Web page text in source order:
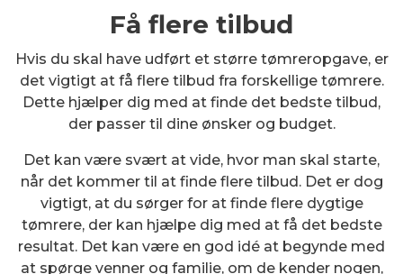
Få flere tilbud
Hvis du skal have udført et større tømreropgave, er
det vigtigt at få flere tilbud fra forskellige tømrere.
Dette hjælper dig med at finde det bedste tilbud,
der passer til dine ønsker og budget.
Det kan være svært at vide, hvor man skal starte,
når det kommer til at finde flere tilbud. Det er dog
vigtigt, at du sørger for at finde flere dygtige
tømrere, der kan hjælpe dig med at få det bedste
resultat. Det kan være en god idé at begynde med
at spørge venner og familie, om de kender nogen,